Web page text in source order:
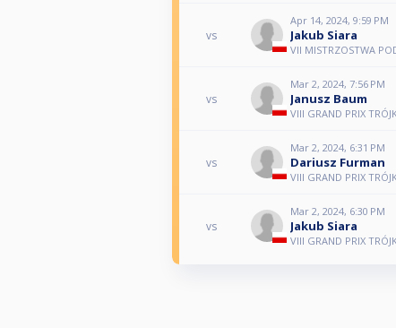
vs
Apr 14, 2024, 9:59 PM
Jakub Siara
VII MISTRZOSTWA
vs
Mar 2, 2024, 7:56 PM
Janusz Baum
VIII GRAND PRIX
vs
Mar 2, 2024, 6:31 PM
Dariusz Furman
VIII GRAND PRIX
vs
Mar 2, 2024, 6:30 PM
Jakub Siara
VIII GRAND PRIX